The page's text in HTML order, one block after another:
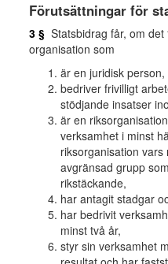
Förutsättningar för
3 § Statsbidrag får, om
organisation som
är en juridisk person,
bedriver frivilligt
stödjande insatser
är en
verksamhet i minst
riksorganisation
avgränsad grupp
rikstäckande,
har antagit stadgar
har bedrivit
minst två år,
styr sin verksamhet